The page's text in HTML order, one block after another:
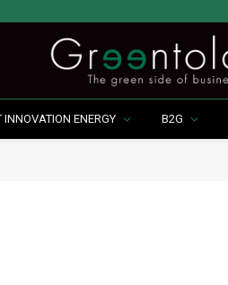
ENERGY B2G